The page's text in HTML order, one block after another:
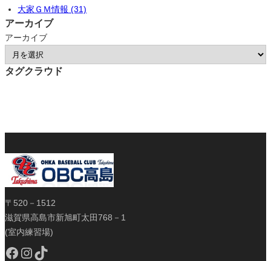
大家ＧＭ情報 (31)
アーカイブ
アーカイブ
タグクラウド
〒520－1512
滋賀県高島市新旭町太田768－1
(室内練習場)
Facebook Instagram TikTok